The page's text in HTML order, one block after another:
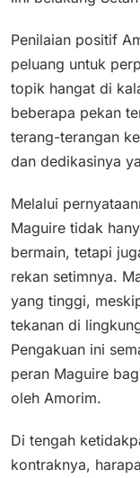
Penilaian positif
peluang untuk
topik hangat di
beberapa pekan
terang-terangan
dan dedikasinya
Melalui
Maguire tidak
bermain, tetapi
rekan setimnya.
yang tinggi,
tekanan di
Pengakuan ini
peran Maguire
oleh Amorim.
Di tengah
kontraknya,